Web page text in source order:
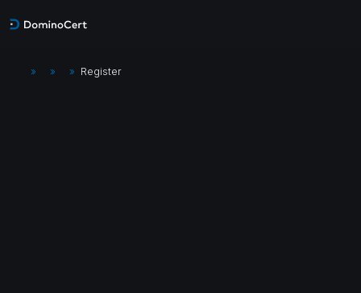
» » » Register